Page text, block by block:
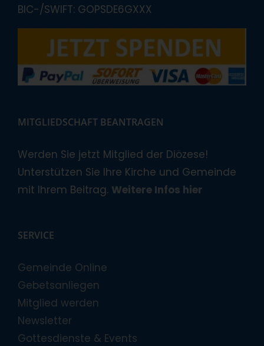
BIC-/SWIFT: GOPSDE6GXXX
MITGLIEDSCHAFT BEANTRAGEN
Werden Sie jetzt Mitglied der Diözese!
Unterstützen Sie Ihre Kirche und Gemeinde
mit Ihrem Beitrag. Weitere Infos hier
SERVICE
Gemeinde Online
Gebetsanliegen
Mitglied werden
Newsletter
Gottesdienste & Events